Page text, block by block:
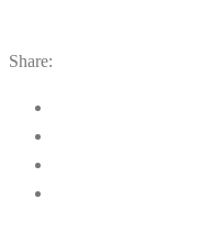
Share: